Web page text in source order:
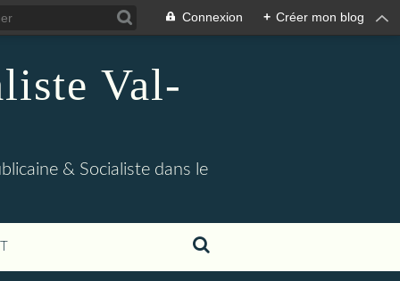
Connexion + Créer mon blog
Val-
& Socialiste dans le